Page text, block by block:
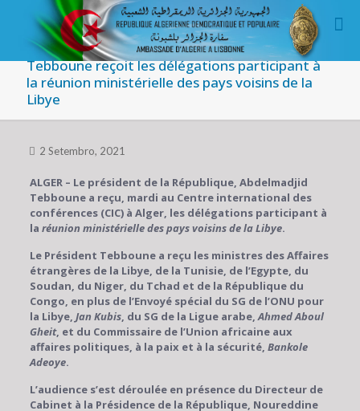
Tebboune reçoit les délégations participant à
la réunion ministérielle des pays voisins de la
Libye
2 Setembro, 2021
ALGER – Le président de la République, Abdelmadjid
Tebboune a reçu, mardi au Centre international des
conférences (CIC) à Alger, les délégations participant à
la réunion ministérielle des pays voisins de la Libye.
Le Président Tebboune a reçu les ministres des Affaires
étrangères de la Libye, de la Tunisie, de l’Egypte, du
Soudan, du Niger, du Tchad et de la République du
Congo, en plus de l’Envoyé spécial du SG de l’ONU pour
la Libye, Jan Kubis, du SG de la Ligue arabe,Ahmed Aboul
Gheit, et du Commissaire de l’Union africaine aux
affaires politiques, à la paix et à la sécurité, Bankole
Adeoye.
L’audience s’est déroulée en présence du Directeur de
Cabinet à la Présidence de la République, Noureddine